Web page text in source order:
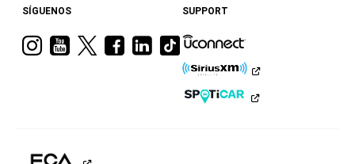
SÍGUENOS
VisitaVisitaVisitaVisitaVisita
Ram
Visita
a
Ram
en
SUPPORT